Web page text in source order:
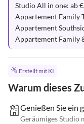
Studio All in one: ab
Appartement Family
Appartement
Appartement Family
Erstellt mit KI
Warum dieses
Genießen Sie ein
Geräumiges Studio